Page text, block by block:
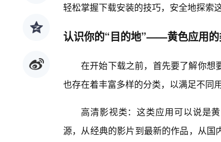
轻松掌握下载安装的技巧，安全地探索
认识你的“目的地”——黄色应用的
在开始下载之前，首先要了解你想
也存在着丰富多样的分类，以满足不同
高清影视类：这类应用可以说是
源，从经典的影片到最新的作品，从